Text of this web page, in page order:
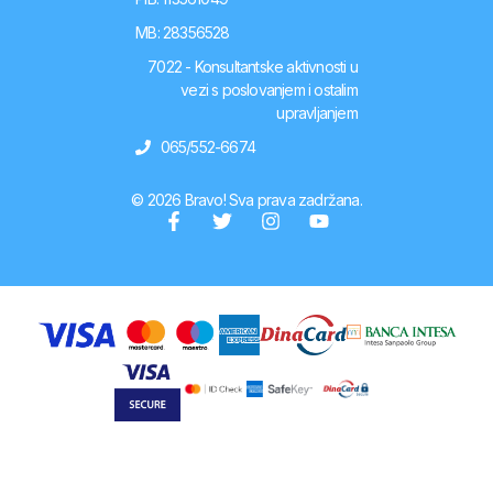
MB: 28356528
7022 - Konsultantske aktivnosti u
vezi s poslovanjem i ostalim
upravljanjem
065/552-6674
© 2026 Bravo! Sva prava zadržana.